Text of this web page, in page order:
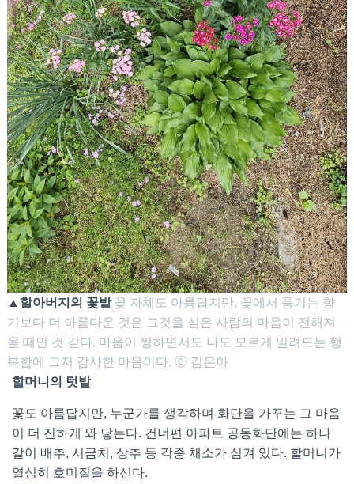
▲할아버지의 꽃밭 꽃 자체도 아름답지만, 꽃에서 풍기는 향
기보다 더 아름다운 것은 그것을 심은 사람의 마음이 전해져
올 때인 것 같다. 마음이 찡하면서도 나도 모르게 밀려드는 행
복함에 그저 감사한 마음이다. ⓒ 김은아
할머니의 텃밭
꽃도 아름답지만, 누군가를 생각하며 화단을 가꾸는 그 마음
이 더 진하게 와 닿는다. 건너편 아파트 공동화단에는 하나
같이 배추, 시금치, 상추 등 각종 채소가 심겨 있다. 할머니가
열심히 호미질을 하신다.